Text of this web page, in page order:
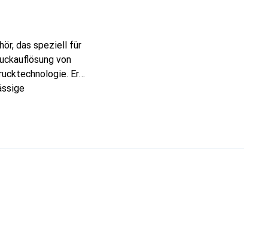
das speziell für
von
Er
im
M-Class Mark II M-
kann.